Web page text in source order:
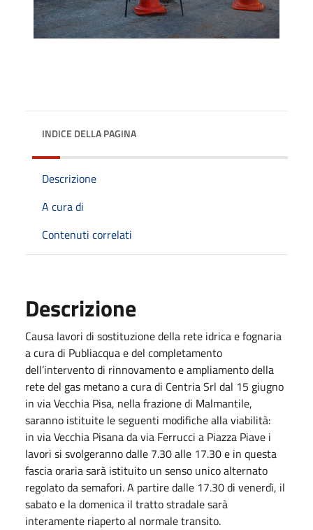
INDICE DELLA PAGINA
Descrizione
A cura di
Contenuti correlati
Descrizione
Causa lavori di sostituzione della rete idrica e fognaria
a cura di Publiacqua e del completamento
dell’intervento di rinnovamento e ampliamento della
rete del gas metano a cura di Centria Srl dal 15 giugno
in via Vecchia Pisa, nella frazione di Malmantile,
saranno istituite le seguenti modifiche alla viabilità:
in via Vecchia Pisana da via Ferrucci a Piazza Piave i
lavori si svolgeranno dalle 7.30 alle 17.30 e in questa
fascia oraria sarà istituito un senso unico alternato
regolato da semafori. A partire dalle 17.30 di venerdì, il
sabato e la domenica il tratto stradale sarà
interamente riaperto al normale transito.